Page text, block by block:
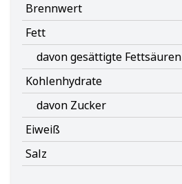
Brennwert
Fett
davon gesättigte Fettsäuren
Kohlenhydrate
davon Zucker
Eiweiß
Salz